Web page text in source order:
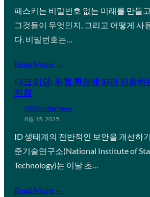
패스키는 비밀번호 없는 미래를 만들
그것들이 무엇인지, 그리고 어떻게 사
다. 비밀번호는…
Read More →
다크 리딩: 위협 환경에 따라 진화하
지침
FIDO in the News
8월 15, 2025
ID 생태계의 전반적인 보안을 개선하
준기술연구소(National Institute of
Technology)는 이달 초…
Read More →